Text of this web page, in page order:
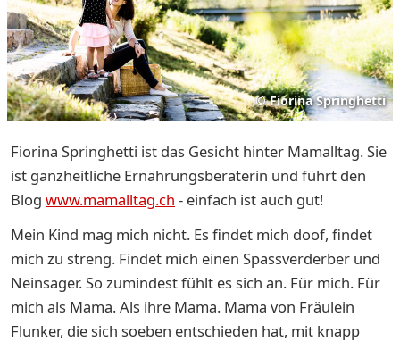
© Fiorina Springhetti
Fiorina Springhetti ist das Gesicht hinter Mamalltag. Sie
ist ganzheitliche Ernährungsberaterin und führt den
Blog www.mamalltag.ch - einfach ist auch gut!
Mein Kind mag mich nicht. Es findet mich doof, findet
mich zu streng. Findet mich einen Spassverderber und
Neinsager. So zumindest fühlt es sich an. Für mich. Für
mich als Mama. Als ihre Mama. Mama von Fräulein
Flunker, die sich soeben entschieden hat, mit knapp